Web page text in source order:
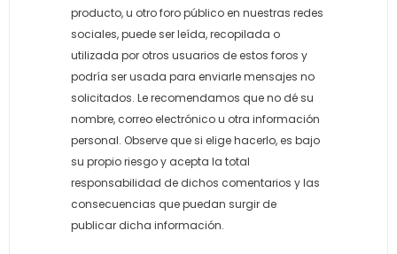
producto, u otro foro público en nuestras redes
sociales, puede ser leída, recopilada o
utilizada por otros usuarios de estos foros y
podría ser usada para enviarle mensajes no
solicitados. Le recomendamos que no dé su
nombre, correo electrónico u otra información
personal. Observe que si elige hacerlo, es bajo
su propio riesgo y acepta la total
responsabilidad de dichos comentarios y las
consecuencias que puedan surgir de
publicar dicha información.